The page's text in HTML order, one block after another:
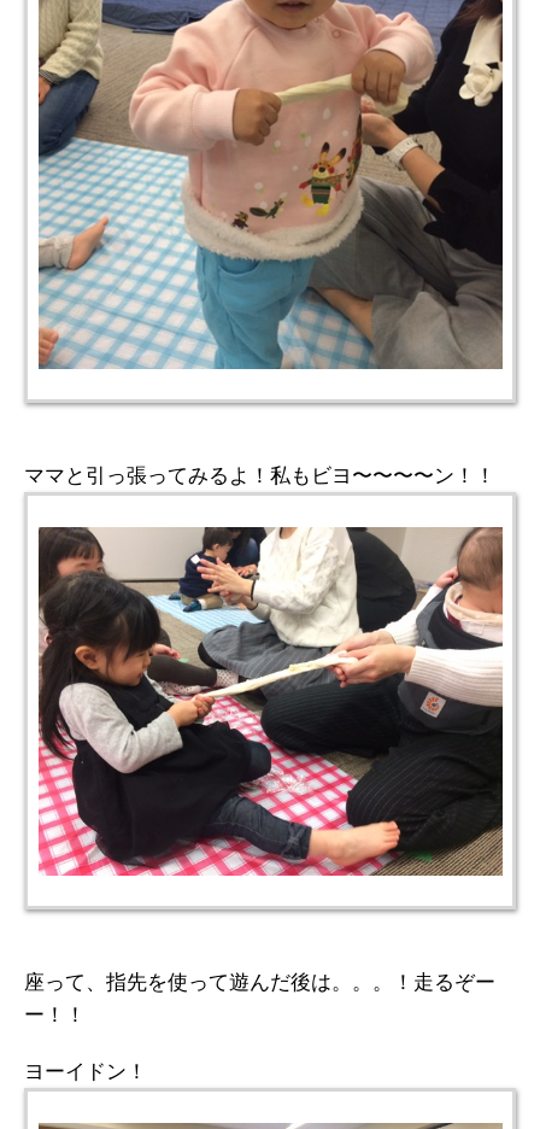
ママと引っ張ってみるよ！私もビヨ〜〜〜〜ン！！
座って、指先を使って遊んだ後は。。。！走るぞー
ー！！
ヨーイドン！